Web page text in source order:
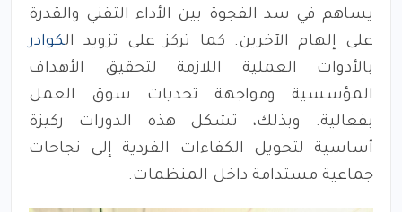
يساهم في سد الفجوة بين الأداء التقني والقدرة
على إلهام الآخرين. كما تركز على تزويد الكوادر
بالأدوات العملية اللازمة لتحقيق الأهداف
المؤسسية ومواجهة تحديات سوق العمل
بفعالية. وبذلك، تشكل هذه الدورات ركيزة
أساسية لتحويل الكفاءات الفردية إلى نجاحات
جماعية مستدامة داخل المنظمات.